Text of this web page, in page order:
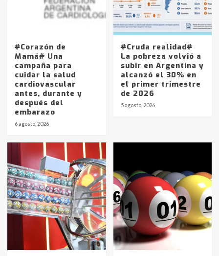
#Corazón de
Mamá# Una
campaña para
cuidar la salud
cardiovascular
antes, durante y
después del
embarazo
6 agosto, 2026
#Cruda realidad#
La pobreza volvió a
subir en Argentina y
alcanzó el 30% en
el primer trimestre
de 2026
5 agosto, 2026